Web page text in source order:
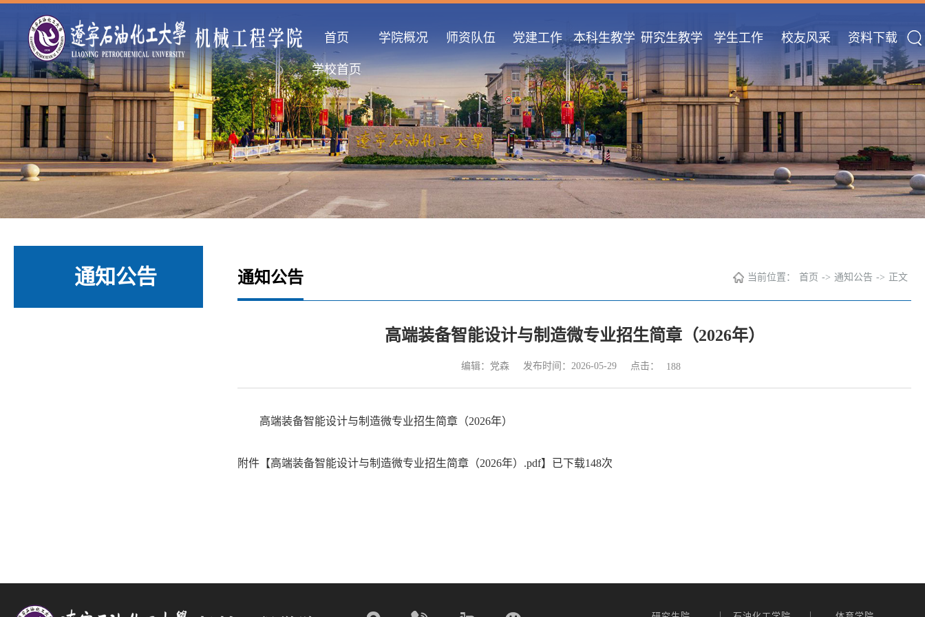
首页 学院概况 师资队伍 党建工作 本科生教学 研究生教学 学生工作 校友风采 资料下载
学校首页
../../images/nbn.jpg
通知公告 通知公告 当前位置： 首页 -> 通知公告 -> 正文
高端装备智能设计与制造微专业招生简章（2026年）
编辑：党森 发布时间：2026-05-29 点击： 188
高端装备智能设计与制造微专业招生简章（2026年）
附件【高端装备智能设计与制造微专业招生简章（2026年）.pdf】已下载148次